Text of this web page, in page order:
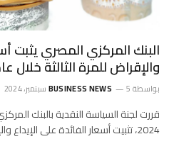
البنك المركزي المصري يثبت
والإقراض للمرة الثالثة خلال عام
بواسطة BUSINESS NEWS 5 سبتمبر، 2024
قررت لجنة السياسة النقدية بالبنك
2024، تثبيت أسعار الفائدة على الإيداع والإقراض دون تغيير. وبذلك…